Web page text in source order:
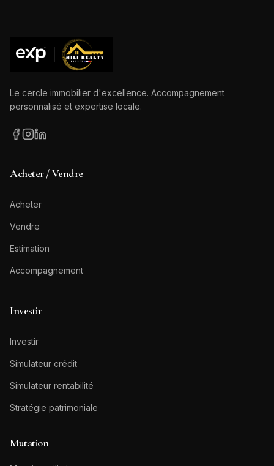
Le cercle immobilier d'excellence. Accompagnement
personnalisé et expertise locale.
Acheter / Vendre
Acheter
Vendre
Estimation
Accompagnement
Investir
Investir
Simulateur crédit
Simulateur rentabilité
Stratégie patrimoniale
Mutation